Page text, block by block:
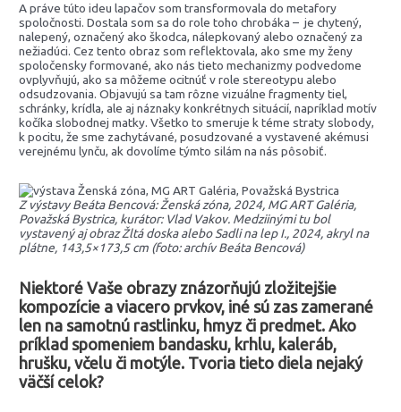
A práve túto ideu lapačov som transformovala do metafory
spoločnosti. Dostala som sa do role toho chrobáka – je chytený,
nalepený, označený ako škodca, nálepkovaný alebo označený za
nežiadúci. Cez tento obraz som reflektovala, ako sme my ženy
spoločensky formované, ako nás tieto mechanizmy podvedome
ovplyvňujú, ako sa môžeme ocitnúť v role stereotypu alebo
odsudzovania. Objavujú sa tam rôzne vizuálne fragmenty tiel,
schránky, krídla, ale aj náznaky konkrétnych situácií, napríklad motív
kočíka slobodnej matky. Všetko to smeruje k téme straty slobody,
k pocitu, že sme zachytávané, posudzované a vystavené akémusi
verejnému lynču, ak dovolíme týmto silám na nás pôsobiť.
Z výstavy Beáta Bencová: Ženská zóna, 2024, MG ART Galéria,
Považská Bystrica, kurátor: Vlad Vakov. Medziinými tu bol
vystavený aj obraz Žltá doska alebo Sadli na lep I., 2024, akryl na
plátne, 143,5×173,5 cm (foto: archív Beáta Bencová)
Niektoré Vaše obrazy znázorňujú zložitejšie
kompozície a viacero prvkov, iné sú zas zamerané
len na samotnú rastlinku, hmyz či predmet. Ako
príklad spomeniem bandasku, krhlu, kaleráb,
hrušku, včelu či motýle. Tvoria tieto diela nejaký
väčší celok?